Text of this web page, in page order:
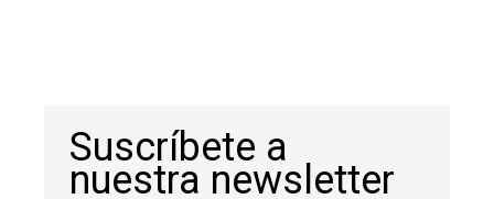
Suscríbete a
nuestra newsletter